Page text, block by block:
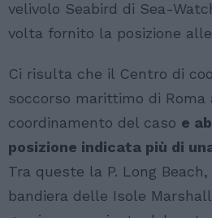
velivolo Seabird di Sea-
volta fornito la posizione
Ci risulta che il Centro di
soccorso marittimo di Roma
coordinamento del caso e
posizione indicata più di
Tra queste la P. Long
bandiera delle Isole